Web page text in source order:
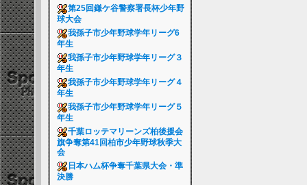
第25回鎌ケ谷警察署長杯少年野
球大会
我孫子市少年野球学年リーグ6
年生
我孫子市少年野球学年リーグ３
年生
我孫子市少年野球学年リーグ４
年生
我孫子市少年野球学年リーグ５
年生
千葉ロッテマリーンズ柏後援会
旗争奪第41回柏市少年野球秋季大
会
日本ハム杯争奪千葉県大会・準
決勝